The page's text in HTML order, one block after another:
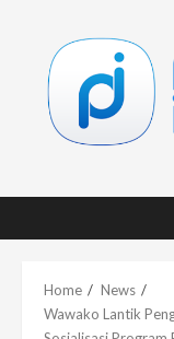
content
Home
News
Wawako Lantik